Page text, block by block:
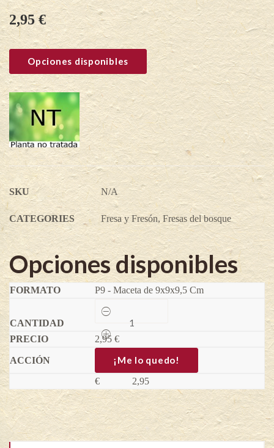
2,95€
Opciones disponibles
SKU N/A
CATEGORIES Fresa y Fresón, Fresas del bosque
Opciones disponibles
P9 - Maceta de 9x9x9,5 Cm
Fresa
bosque
amarilla
Alpine
Yellow
Fragaria
vesca
quantity
2,95 €
¡Me lo quedo!
€ 2,95